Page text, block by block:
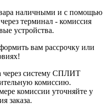
наличными и с помощью
терминал - комиссия
устройства.
вам рассрочку или
через систему СПЛИТ
комиссию.
комиссии уточняйте у
заказа.